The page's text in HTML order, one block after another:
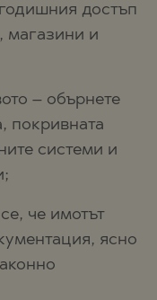
достъп
магазини и
– обърнете
покривната
системи и
че имотът
ясно